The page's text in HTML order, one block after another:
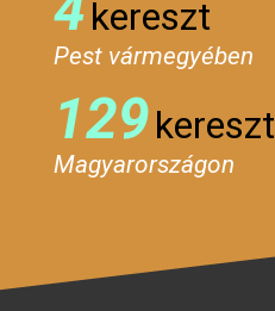
kereszt
Pest vármegyében
129kereszt
Magyarországon